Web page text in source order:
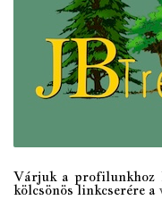
Várjuk a profilunkhoz
kölcsönös linkcserére a